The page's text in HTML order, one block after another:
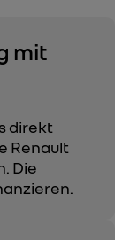
mit
direkt
Renault
Die